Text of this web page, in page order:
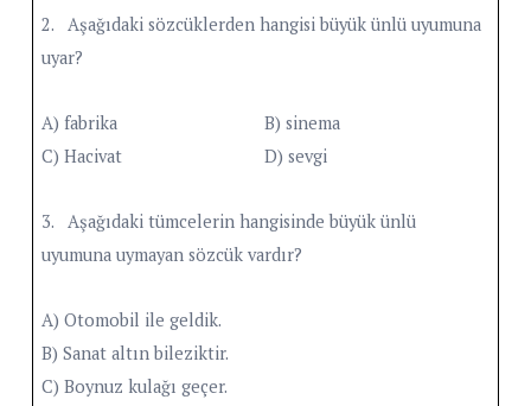
2. Aşağıdaki sözcüklerden hangisi büyük ünlü uyumuna
uyar?
A) fabrika B) sinema
C) Hacivat D) sevgi
3. Aşağıdaki tümcelerin hangisinde büyük ünlü
uyumuna uymayan sözcük vardır?
A) Otomobil ile geldik.
B) Sanat altın bileziktir.
C) Boynuz kulağı geçer.